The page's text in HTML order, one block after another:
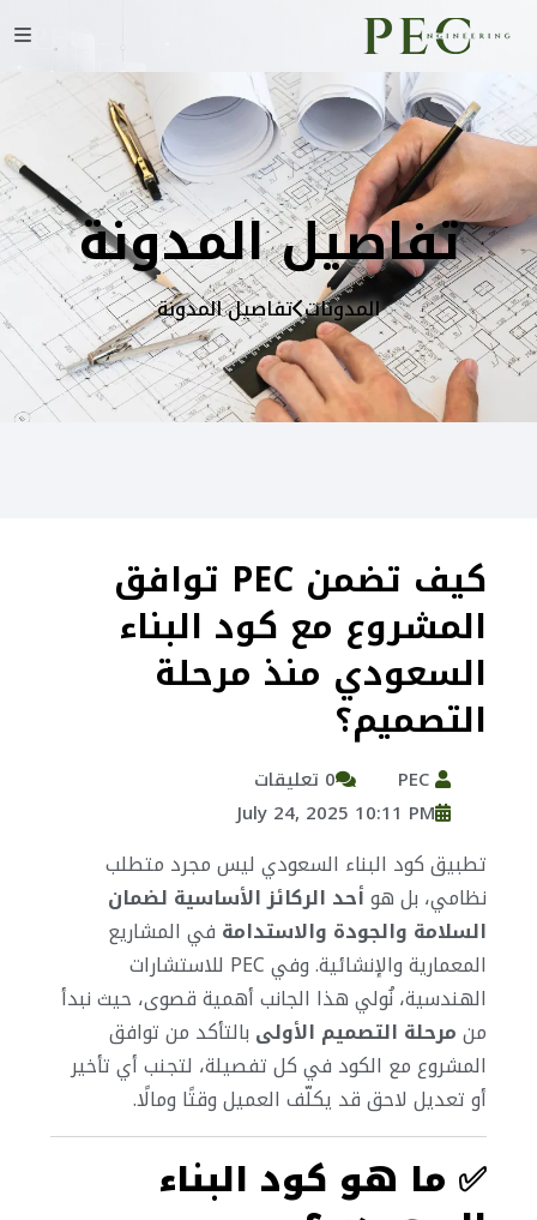
تفاصيل المدونة
المدونات تفاصيل المدونة
كيف تضمن PEC توافق
المشروع مع كود البناء
السعودي منذ مرحلة
التصميم؟
0 تعليقات
July 24, 2025 10:11 PM
تطبيق كود البناء السعودي ليس مجرد متطلب
نظامي، بل هوأحد الركائز الأساسية لضمان
السلامة والجودة والاستدامة في المشاريع
المعمارية والإنشائية. وفي PEC للاستشارات
الهندسية، نُولي هذا الجانب أهمية قصوى، حيث نبدأ
منمرحلة التصميم الأولى بالتأكد من توافق
المشروع مع الكود في كل تفصيلة، لتجنب أي تأخير
أو تعديل لاحق قد يكلّف العميل وقتًا ومالًا.
✅ ما هو كود البناء